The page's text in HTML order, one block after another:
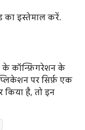
का इस्तेमाल करें.
के कॉन्फ़िगरेशन के
पर सिर्फ़ एक
किया है, तो इन